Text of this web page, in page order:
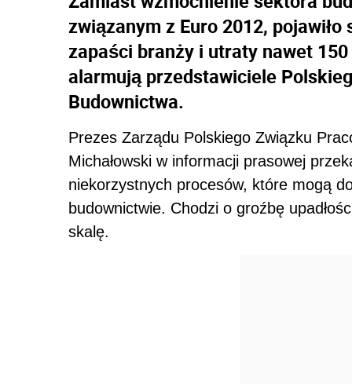
związanym z Euro 2012,
zapaści branży i utraty nawet
alarmują przedstawiciele
Budownictwa.
Prezes Zarządu Polskiego Związku
Michałowski w informacji prasowej
niekorzystnych procesów, które mogą
budownictwie. Chodzi o groźbę
skalę.